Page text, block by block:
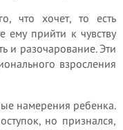
что хочет, то есть
ему прийти к чувству
и разочарование. Эти
взросления
намерения ребенка.
но признался,